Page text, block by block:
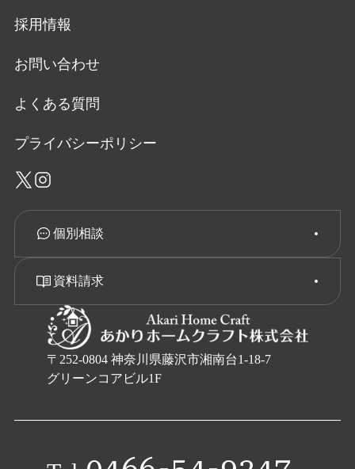
〒252-0804 神奈川県藤沢市湘南台1-18-7
グリーンコアビル1F
採用情報
お問い合わせ
よくある質問
プライバシーポリシー
個別相談
資料請求